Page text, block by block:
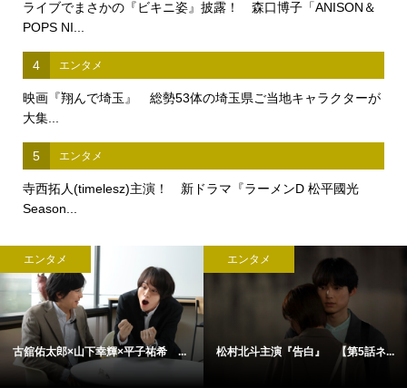
ライブでまさかの『ビキニ姿』披露！ 森口博子「ANISON＆
POPS NI...
4 エンタメ
映画『翔んで埼玉』 総勢53体の埼玉県ご当地キャラクターが
大集...
5 エンタメ
寺西拓人(timelesz)主演！ 新ドラマ『ラーメンD 松平國光
Season...
エンタメ
古舘佑太郎×山下幸輝×平子祐希 ...
エンタメ
松村北斗主演『告白』 【第5話ネ...